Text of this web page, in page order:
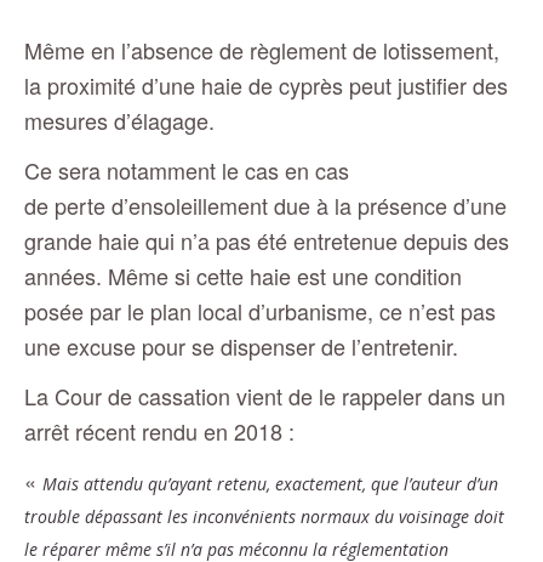
Même en l’absence de règlement de lotissement,
la proximité d’une haie de cyprès peut justifier des
mesures d’élagage.
Ce sera notamment le cas en cas
de perte d’ensoleillement due à la présence d’une
grande haie qui n’a pas été entretenue depuis des
années. Même si cette haie est une condition
posée par le plan local d’urbanisme, ce n’est pas
une excuse pour se dispenser de l’entretenir.
La Cour de cassation vient de le rappeler dans un
arrêt récent rendu en 2018 :
« Mais attendu qu’ayant retenu, exactement, que l’auteur d’un
trouble dépassant les inconvénients normaux du voisinage doit
le réparer même s’il n’a pas méconnu la réglementation